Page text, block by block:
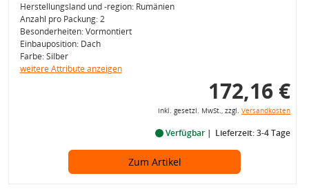
Herstellungsland und -region: Rumänien
Anzahl pro Packung: 2
Besonderheiten: Vormontiert
Einbauposition: Dach
Farbe: Silber
weitere Attribute anzeigen
172,16 €
inkl. gesetzl. MwSt., zzgl. Versandkosten
Verfügbar Lieferzeit: 3-4 Tage
Zum Artikel